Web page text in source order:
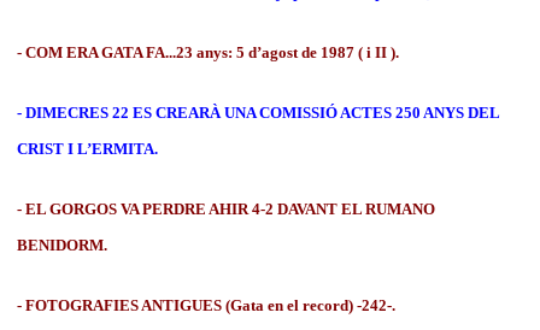
- COM ERA GATA FA...23 anys: 5 d’agost de 1987 ( i II ).
- DIMECRES 22 ES CREARÀ UNA COMISSIÓ ACTES 250 ANYS DEL
CRIST I L’ERMITA.
- EL GORGOS VA PERDRE AHIR 4-2 DAVANT EL RUMANO
BENIDORM.
- FOTOGRAFIES ANTIGUES (Gata en el record) -242-.